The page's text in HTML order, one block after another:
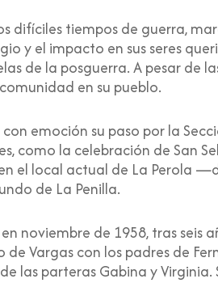
difíciles tiempos de guerra,
y el impacto en sus seres
de la posguerra. A pesar de
en su pueblo.
emoción su paso por la
como la celebración de San
el local actual de La Perola
de La Penilla.
noviembre de 1958, tras seis
de Vargas con los padres de
las parteras Gabina y